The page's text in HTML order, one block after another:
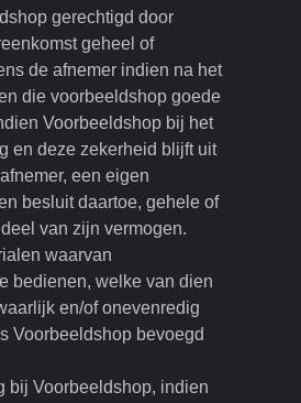
gerechtigd door
geheel of
de afnemer indien na het
die voorbeeldshop goede
Voorbeeldshop bij het
en deze zekerheid blijft uit
een eigen
besluit daartoe, gehele of
van zijn vermogen.
waarvan
bedienen, welke van dien
en/of onevenredig
Voorbeeldshop bevoegd
bij Voorbeeldshop, indien